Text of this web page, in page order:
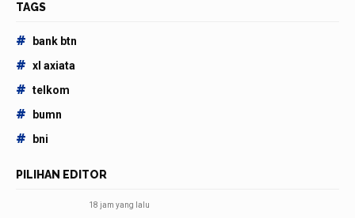
TAGS
# bank btn
# xl axiata
# telkom
# bumn
# bni
PILIHAN EDITOR
18 jam yang lalu